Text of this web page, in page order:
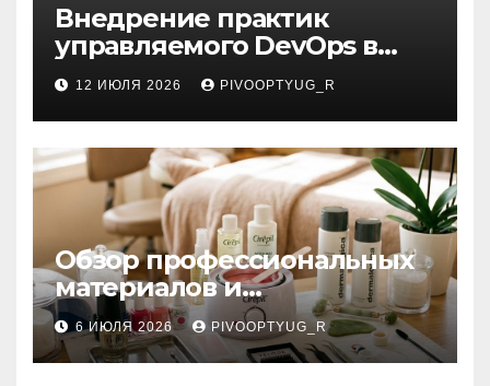
Внедрение практик
управляемого DevOps в
корпоративную ИТ-
инфраструктуру
12 ИЮЛЯ 2026 PIVOOPTYUG_R
Обзор профессиональных
материалов и
инструментов для
маникюра, депиляции,
наращивания ресниц и
6 ИЮЛЯ 2026 PIVOOPTYUG_R